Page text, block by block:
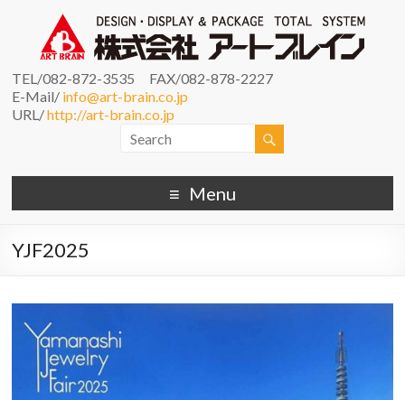
TEL/082-872-3535 FAX/082-878-2227
E-Mail/ info@art-brain.co.jp
URL/http://art-brain.co.jp
Menu
YJF2025